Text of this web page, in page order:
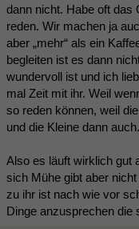
dann nicht. Habe oft das
reden. Wir machen ja
aber „mehr“ als ein
begleiten ist es dann
wundervoll ist und ich
mal Zeit mit ihr. Weil
so reden können, weil
und die Kleine dann auch.
Also es läuft wirklich gut
sich Mühe gibt aber
zu ihr ist nach wie vor
Dinge anzusprechen die